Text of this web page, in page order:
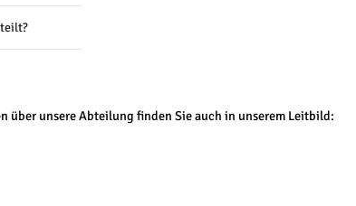
über unsere Abteilung finden Sie auch in unserem Leitbild: